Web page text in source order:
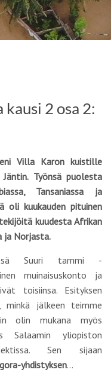
2 osa 2:
Villa Karon kuistille
Työnsä puolesta
Tansaniassa ja
oli kuukauden pituinen
kuudesta Afrikan
ja Norjasta.
Suuri tammi -
muinaisuskonto ja
toisiinsa. Esityksen
jälkeen teimme
olin mukana myös
Salaamin yliopiston
Sen sijaan
yhdistyksen…